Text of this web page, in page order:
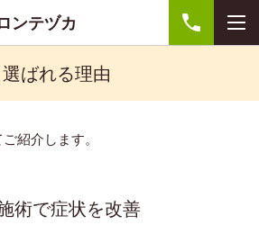
ンテヅカ
選ばれる理由
紹介します。
術で症状を改善